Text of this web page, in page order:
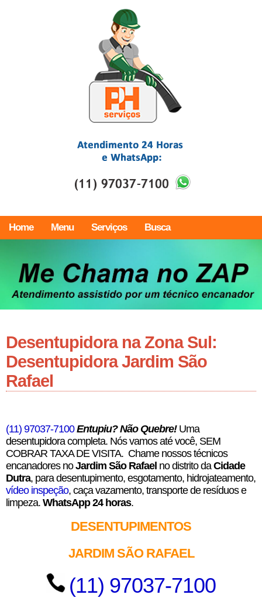
Home Menu Serviços Busca
Desentupidora na Zona Sul:
Desentupidora Jardim São
Rafael
(11) 97037-7100Entupiu? Não Quebre! Uma
desentupidora completa. Nós vamos até você, SEM
COBRAR TAXA DE VISITA. Chame nossos técnicos
encanadores noJardim São Rafael no distrito daCidade
Dutra, para desentupimento, esgotamento, hidrojateamento,
vídeo inspeção, caça vazamento, transporte de resíduos e
limpeza. WhatsApp 24 horas.
DESENTUPIMENTOS
JARDIM SÃO RAFAEL
(11) 97037-7100